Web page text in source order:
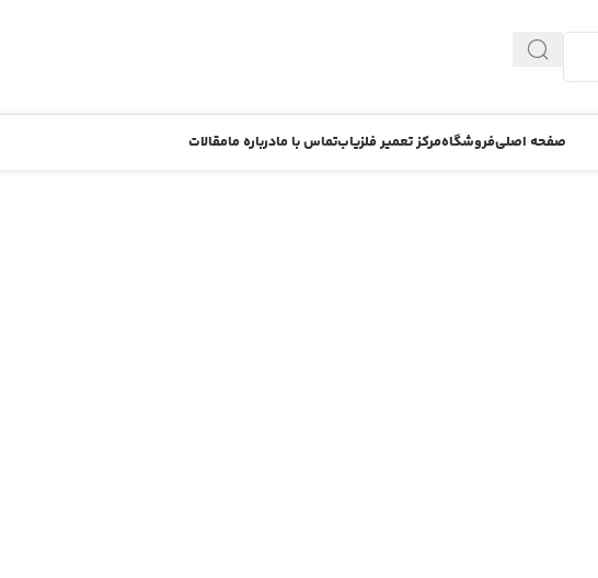
صفحه اصلیفروشگاهمرکز تعمیر فلزیابتماس با مادرباره مامقالات